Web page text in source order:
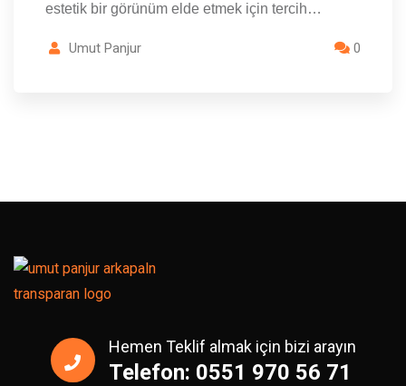
estetik bir görünüm elde etmek için tercih…
Umut Panjur 0
Hemen Teklif almak için bizi arayın
Telefon: 0551 970 56 71